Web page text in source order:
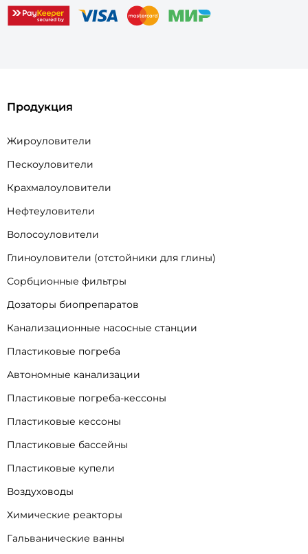
Продукция
Жироуловители
Пескоуловители
Крахмалоуловители
Нефтеуловители
Волосоуловители
Глиноуловители (отстойники для глины)
Сорбционные фильтры
Дозаторы биопрепаратов
Канализационные насосные станции
Пластиковые погреба
Автономные канализации
Пластиковые погреба-кессоны
Пластиковые кессоны
Пластиковые бассейны
Пластиковые купели
Воздуховоды
Химические реакторы
Гальванические ванны